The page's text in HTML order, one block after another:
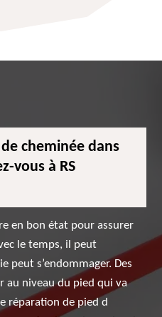
cheminée dans
vous à RS
en bon état pour assurer
le temps, il peut
peut s’endommager. Des
au niveau du pied qui va
réparation de pied d